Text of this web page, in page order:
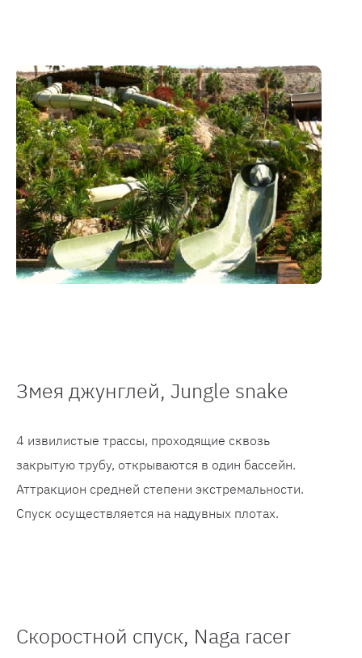
Змея джунглей, Jungle snake
4 извилистые трассы, проходящие сквозь
закрытую трубу, открываются в один бассейн.
Аттракцион средней степени экстремальности.
Спуск осуществляется на надувных плотах.
Скоростной спуск, Naga racer